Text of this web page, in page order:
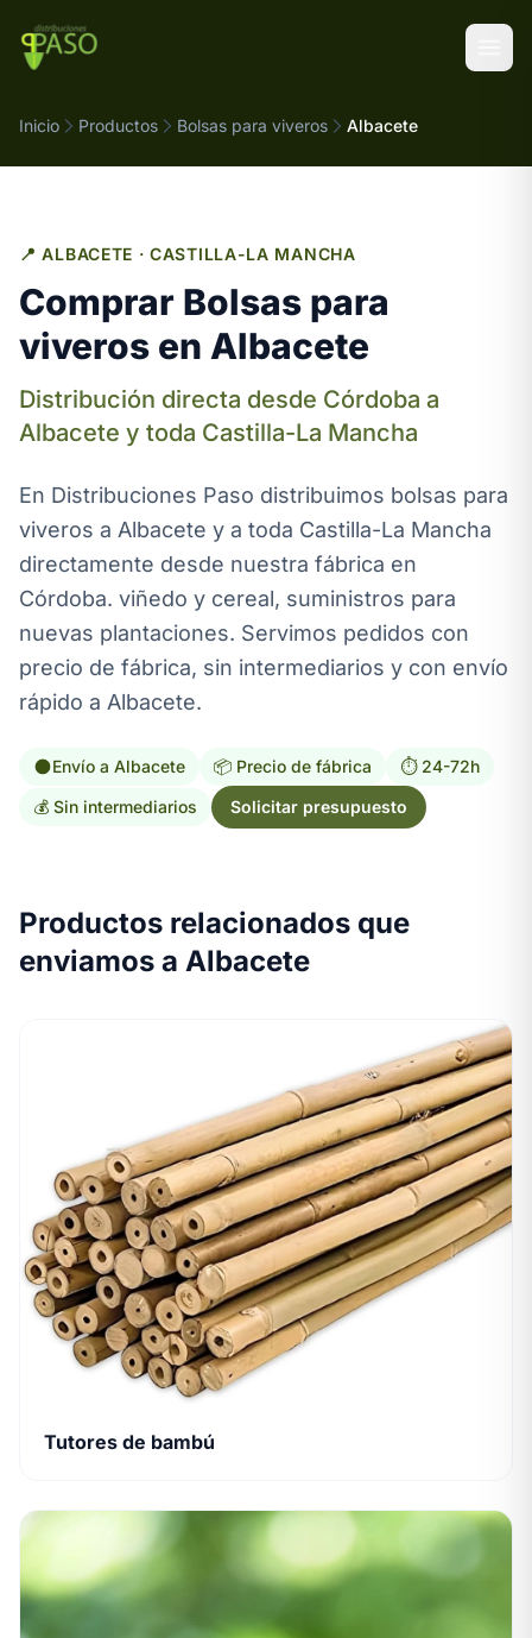
Inicio Productos Bolsas para viveros Albacete
📍 ALBACETE · CASTILLA-LA MANCHA
Comprar Bolsas para
viveros en Albacete
Distribución directa desde Córdoba a
Albacete y toda Castilla-La Mancha
En Distribuciones Paso distribuimos bolsas para
viveros a Albacete y a toda Castilla-La Mancha
directamente desde nuestra fábrica en
Córdoba. viñedo y cereal, suministros para
nuevas plantaciones. Servimos pedidos con
precio de fábrica, sin intermediarios y con envío
rápido a Albacete.
Envío a Albacete 📦 Precio de fábrica
⏱️ 24-72h
💰 Sin intermediarios
Solicitar presupuesto
Productos relacionados que
enviamos a Albacete
Tutores de bambú